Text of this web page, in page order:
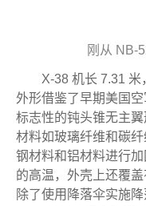
刚从 NB-
X-38 机长 7.31 米
外形借鉴了早期美国
标志性的钝头锥无主
材料如玻璃纤维和碳
钢材料和铝材料进行
的高温，外壳上还覆
除了使用降落伞实施